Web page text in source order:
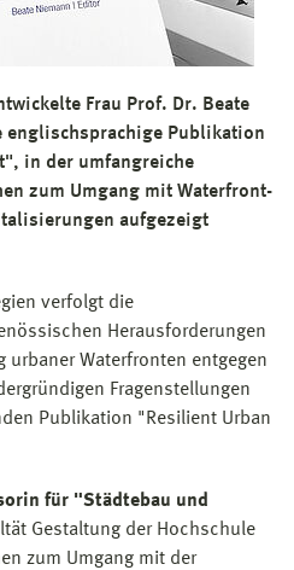
Frau Prof. Dr. Beate
englischsprachige Publikation
in der umfangreiche
zum Umgang mit Waterfront-
aufgezeigt
verfolgt die
Herausforderungen
urbaner Waterfronten entgegen
Fragenstellungen
Publikation "Resilient Urban
für "Städtebau und
Gestaltung der Hochschule
zum Umgang mit der